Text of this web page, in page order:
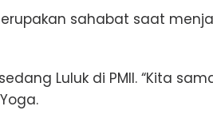
sahabat saat
Luluk di PMII. “Kita